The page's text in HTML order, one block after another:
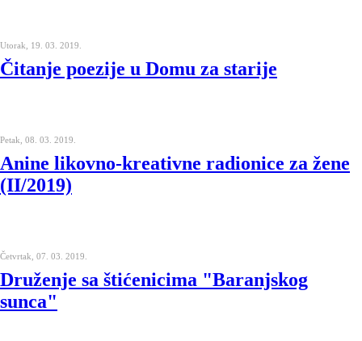
Utorak, 19. 03. 2019.
Čitanje poezije u Domu za starije
Petak, 08. 03. 2019.
Anine likovno-kreativne radionice za žene
(II/2019)
Četvrtak, 07. 03. 2019.
Druženje sa štićenicima "Baranjskog
sunca"